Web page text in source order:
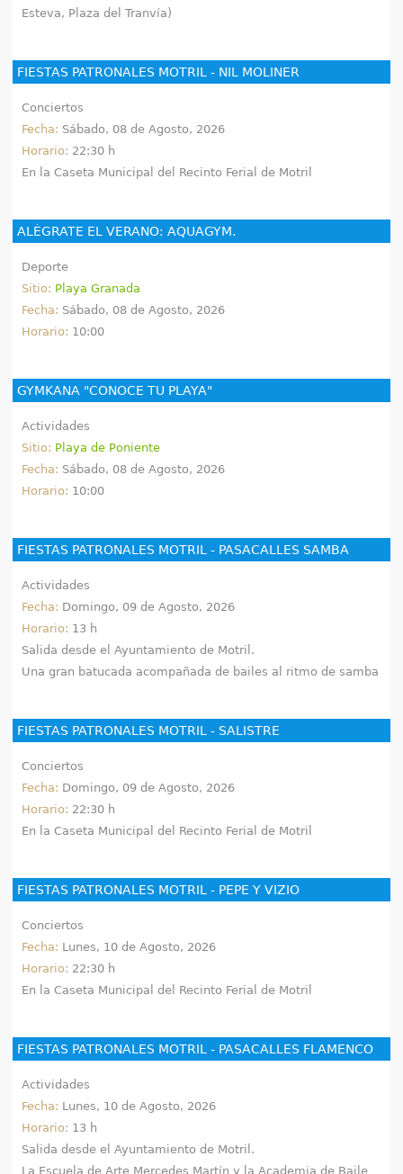
Esteva, Plaza del Tranvía)
FIESTAS PATRONALES MOTRIL - NIL MOLINER
Conciertos
Fecha: Sábado, 08 de Agosto, 2026
Horario: 22:30 h
En la Caseta Municipal del Recinto Ferial de Motril
ALÉGRATE EL VERANO: AQUAGYM.
Deporte
Sitio: Playa Granada
Fecha: Sábado, 08 de Agosto, 2026
Horario: 10:00
GYMKANA "CONOCE TU PLAYA"
Actividades
Sitio: Playa de Poniente
Fecha: Sábado, 08 de Agosto, 2026
Horario: 10:00
FIESTAS PATRONALES MOTRIL - PASACALLES SAMBA
Actividades
Fecha: Domingo, 09 de Agosto, 2026
Horario: 13 h
Salida desde el Ayuntamiento de Motril.
Una gran batucada acompañada de bailes al ritmo de samba
FIESTAS PATRONALES MOTRIL - SALISTRE
Conciertos
Fecha: Domingo, 09 de Agosto, 2026
Horario: 22:30 h
En la Caseta Municipal del Recinto Ferial de Motril
FIESTAS PATRONALES MOTRIL - PEPE Y VIZIO
Conciertos
Fecha: Lunes, 10 de Agosto, 2026
Horario: 22:30 h
En la Caseta Municipal del Recinto Ferial de Motril
FIESTAS PATRONALES MOTRIL - PASACALLES FLAMENCO
Actividades
Fecha: Lunes, 10 de Agosto, 2026
Horario: 13 h
Salida desde el Ayuntamiento de Motril.
La Escuela de Arte Mercedes Martín y la Academia de Baile